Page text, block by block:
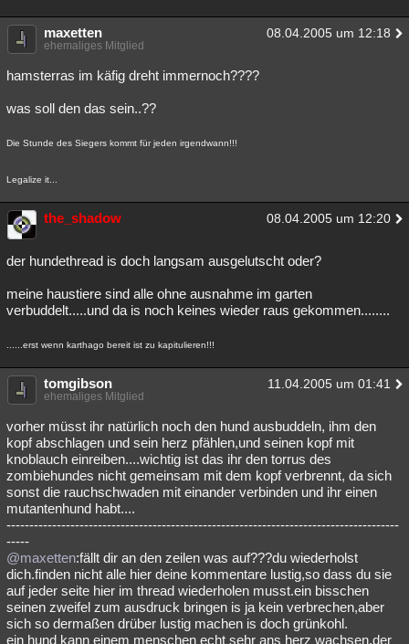
maxetten 08.04.2005 um 12:18
ehemaliges Mitglied
hamsterras im käfig dreht immernoch????
was soll den das sein..??
Die Stunde des Siegers kommt für jeden irgendwann!!!
Legalize it...
the_shadow 08.04.2005 um 12:20
der hundethread is doch langsam ausgelutscht oder?
meine haustiere sind alle ohne ausnahme im garten
verbuddelt.....und da is noch keines wieder raus gekommen........
......erst wenn karthago bereit ist zu kapitulieren!!!
tomgibson 11.04.2005 um 01:41
ehemaliges Mitglied
vorher müsst ihr natürlich noch den hund ausbuddeln, ihm den
kopf abschlagen und sein herz pfählen,und seinen kopf mit
knoblauch einreiben....wichtig ist das ihr den torrus des
zombiehundes nicht gemeinsam mit dem kopf verbrennt, da sich
sonst die rauchschwaden mit einander verbinden und ihr einen
mutantenhund habt....
--------------------------------------------------------------------------------------
-----
@maxetten:fällt dir an den zeilen was auf???du wiederholst
dich.finden nicht alle hier deine kommentare lustig,so dass du sie
auf jeder seite hier im thread wiederholen musst.ein bisschen
seinen zweifel zum ausdruck bringen is ja kein verbrechen,aber
sich so dermaßen drüber lustig machen is doch grünkohl.
ein hund kann einem menschen echt sehr ans herz wachsen.der